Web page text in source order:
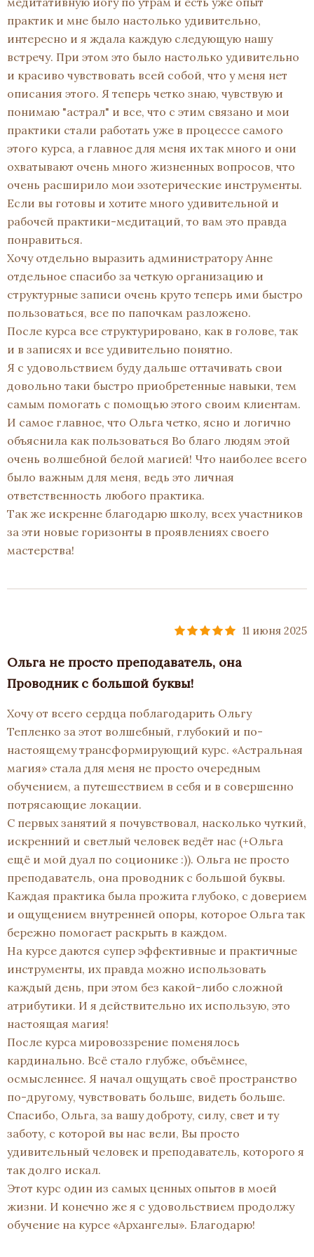
практик и мне было настолько удивительно,
интересно и я ждала каждую следующую нашу
встречу. При этом это было настолько удивительно
и красиво чувствовать всей собой, что у меня нет
описания этого. Я теперь четко знаю, чувствую и
понимаю "астрал" и все, что с этим связано и мои
практики стали работать уже в процессе самого
этого курса, а главное для меня их так много и они
охватывают очень много жизненных вопросов, что
очень расширило мои эзотерические инструменты.
Если вы готовы и хотите много удивительной и
рабочей практики-медитаций, то вам это правда
понравиться.
Хочу отдельно выразить администратору Анне
отдельное спасибо за четкую организацию и
структурные записи очень круто теперь ими быстро
пользоваться, все по папочкам разложено.
После курса все структурировано, как в голове, так
и в записях и все удивительно понятно.
Я с удовольствием буду дальше оттачивать свои
довольно таки быстро приобретенные навыки, тем
самым помогать с помощью этого своим клиентам.
И самое главное, что Ольга четко, ясно и логично
объяснила как пользоваться Во благо людям этой
очень волшебной белой магией! Что наиболее всего
было важным для меня, ведь это личная
ответственность любого практика.
Так же искренне благодарю школу, всех участников
за эти новые горизонты в проявлениях своего
мастерства!
11 июня 2025
Ольга не просто преподаватель, она
Проводник с большой буквы!
Хочу от всего сердца поблагодарить Ольгу
Тепленко за этот волшебный, глубокий и по-
настоящему трансформирующий курс. «Астральная
магия» стала для меня не просто очередным
обучением, а путешествием в себя и в совершенно
потрясающие локации.
С первых занятий я почувствовал, насколько чуткий,
искренний и светлый человек ведёт нас (+Ольга
ещё и мой дуал по соционике :)). Ольга не просто
преподаватель, она проводник с большой буквы.
Каждая практика была прожита глубоко, с доверием
и ощущением внутренней опоры, которое Ольга так
бережно помогает раскрыть в каждом.
На курсе даются супер эффективные и практичные
инструменты, их правда можно использовать
каждый день, при этом без какой-либо сложной
атрибутики. И я действительно их использую, это
настоящая магия!
После курса мировоззрение поменялось
кардинально. Всё стало глубже, объёмнее,
осмысленнее. Я начал ощущать своё пространство
по-другому, чувствовать больше, видеть больше.
Спасибо, Ольга, за вашу доброту, силу, свет и ту
заботу, с которой вы нас вели, Вы просто
удивительный человек и преподаватель, которого я
так долго искал.
Этот курс один из самых ценных опытов в моей
жизни. И конечно же я с удовольствием продолжу
обучение на курсе «Архангелы». Благодарю!